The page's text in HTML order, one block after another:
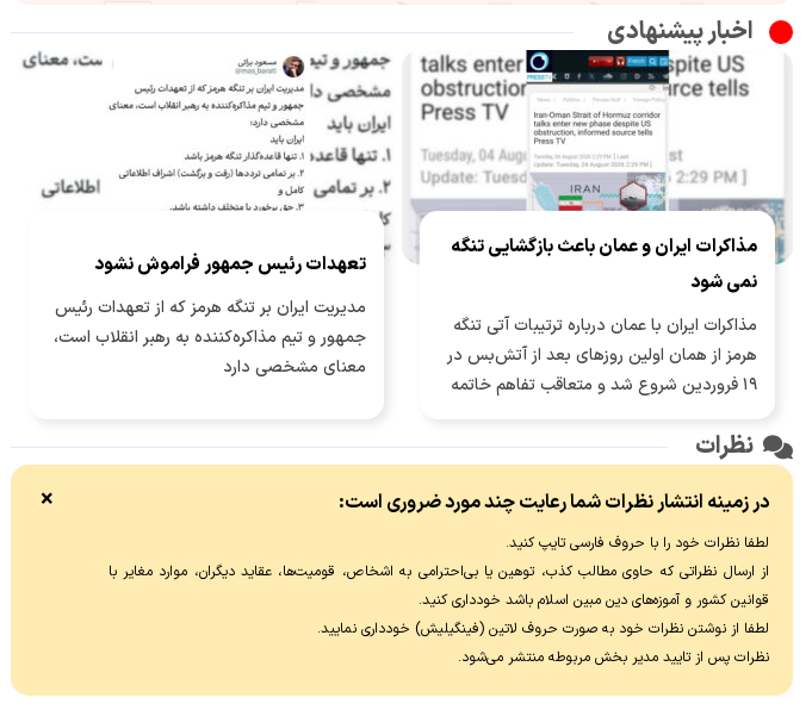
اخبار پیشنهادی
مذاکرات ایران و عمان باعث بازگشایی تنگه
نمی شود
مذاکرات ایران با عمان درباره ترتیبات آتی تنگه
هرمز از همان اولین روزهای بعد از آتش‌بس در
۱۹ فروردین شروع شد و متعاقب تفاهم خاتمه
تعهدات رئیس جمهور فراموش نشود
مدیریت ایران بر تنگه هرمز که از تعهدات رئیس
جمهور و تیم مذاکره‌کننده به رهبر انقلاب است،
معنای مشخصی دارد
نظرات
در زمینه انتشار نظرات شما رعایت چند مورد ضروری است:
لطفا نظرات خود را با حروف فارسی تایپ کنید.
از ارسال نظراتی که حاوی مطالب کذب، توهین یا بی‌احترامی به اشخاص، قومیت‌ها، عقاید دیگران، موارد مغایر با
قوانین کشور و آموزه‌های دین مبین اسلام باشد خودداری کنید.
لطفا از نوشتن نظرات خود به صورت حروف لاتین (فینگیلیش) خودداری نماييد.
نظرات پس از تایید مدیر بخش مربوطه منتشر می‌شود.
×